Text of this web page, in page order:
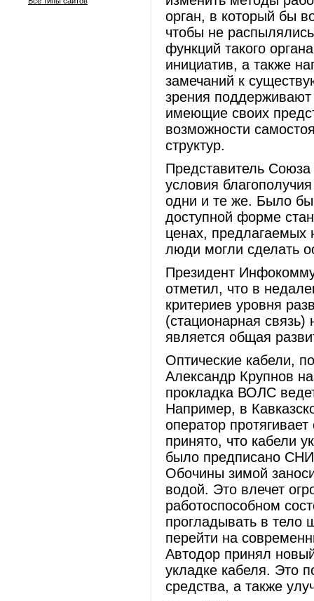
орган, в который бы
чтобы не
функций такого
инициатив, а также
замечаний к
зрения
имеющие своих
возможности
структур.
Представитель Союза
условия
одни и те же. Было
доступной форме
ценах, предлагаемых
люди могли сделать
Президент
отметил, что в
критериев уровня
(стационарная связь)
является общая
Оптические кабели,
Александр Крупнов
прокладка ВОЛС
Например, в
оператор
принято, что кабели
было предписано
Обочины зимой
водой. Это влечет
работоспособном
прогладывать в тело
перейти на
Автодор принял
укладке кабеля. Это
средства, а также